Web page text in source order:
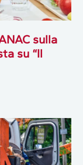
sulla
su “Il